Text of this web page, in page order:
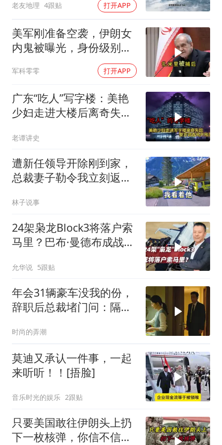
老友地理 4跟贴 打开APP
美军刚准备空袭，伊朗女
内鬼被曝光，身份级别很
军科零零 打开APP
广东“吃人”写字楼：美艳
少妇走进大楼后离奇失
相
老谭讲史
遭新任领导开除刚到家，
总裁妻子勒令我立刻返
林子说事
24架枭龙Block3将落户索
马里？巴布·曼德布成战略
允华说 5跟贴
年会31辆豪车没我的份，
辞职后总裁堵门问：隔壁
时尚的弄潮
莫迪又承认一件事，一起
来听听！！[捂脸]
音乐时光的娱乐 2跟贴
只要美国敢往伊朗头上扔
下一枚核弹，你信不信，